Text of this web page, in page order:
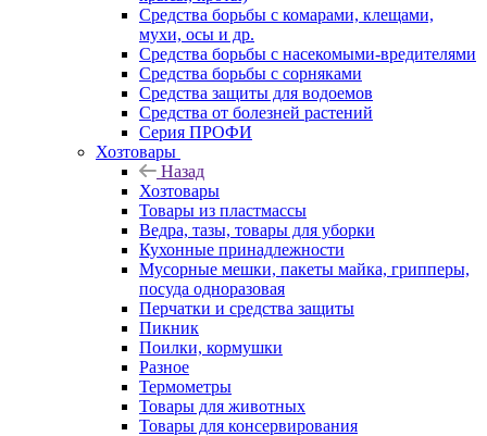
Средства борьбы с комарами, клещами,
мухи, осы и др.
Средства борьбы с насекомыми-вредителями
Средства борьбы с сорняками
Средства защиты для водоемов
Средства от болезней растений
Серия ПРОФИ
Хозтовары
Назад
Хозтовары
Товары из пластмассы
Ведра, тазы, товары для уборки
Кухонные принадлежности
Мусорные мешки, пакеты майка, грипперы,
посуда одноразовая
Перчатки и средства защиты
Пикник
Поилки, кормушки
Разное
Термометры
Товары для животных
Товары для консервирования